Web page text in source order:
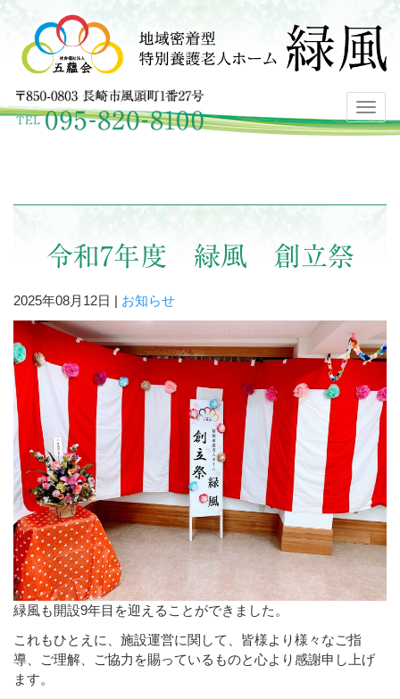
令和7年度 緑風 創立祭
2025年08月12日 | お知らせ
緑風も開設9年目を迎えることができました。
これもひとえに、施設運営に関して、皆様より様々なご指
導、ご理解、ご協力を賜っているものと心より感謝申し上げ
ます。